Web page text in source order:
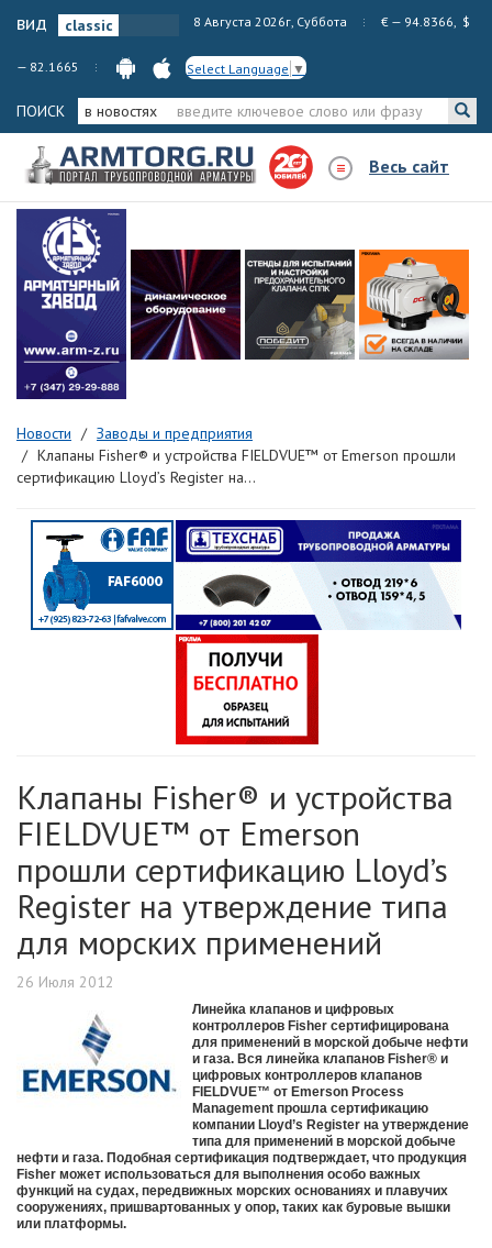
вид 8 Августа 2026г, Суббота € — 94.8366, $
— 82.1665 Select Language ▼
ПОИСК в новостях
Весь сайт
Новости
Заводы и предприятия
Клапаны Fisher® и устройства FIELDVUE™ от Emerson прошли
сертификацию Lloyd’s Register на...
Клапаны Fisher® и устройства
FIELDVUE™ от Emerson
прошли сертификацию Lloyd’s
Register на утверждение типа
для морских применений
26 Июля 2012
Линейка клапанов и цифровых
контроллеров Fisher сертифицирована
для применений в морской добыче нефти
и газа. Вся линейка клапанов Fisher® и
цифровых контроллеров клапанов
FIELDVUE™ от Emerson Process
Management прошла сертификацию
компании Lloyd’s Register на утверждение
типа для применений в морской добыче
нефти и газа. Подобная сертификация подтверждает, что продукция
Fisher может использоваться для выполнения особо важных
функций на судах, передвижных морских основаниях и плавучих
сооружениях, пришвартованных у опор, таких как буровые вышки
или платформы.